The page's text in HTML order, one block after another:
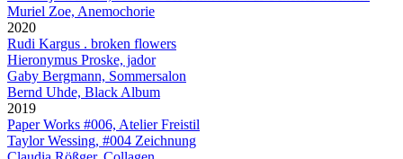
Muriel Zoe, Anemochorie
2020
Rudi Kargus . broken flowers
Hieronymus Proske, jador
Gaby Bergmann, Sommersalon
Bernd Uhde, Black Album
2019
Paper Works #006, Atelier Freistil
Taylor Wessing, #004 Zeichnung